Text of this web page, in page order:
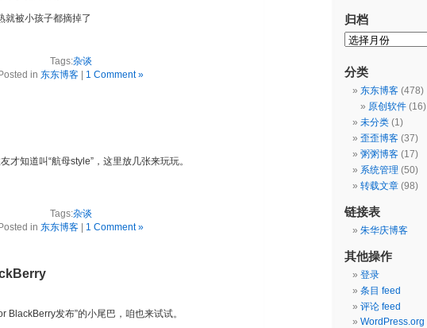
就被小孩子都摘掉了
Tags:杂谈
in 东东博客 | 1 Comment »
知道叫“航母style”，这里放几张来玩玩。
Tags:杂谈
in 东东博客 1 Comment »
BlackBerry发布”的小尾巴，咱也来试试。
归档
分类
东东博客 (478)
原创软件 (16)
未分类 (1)
歪歪博客 (37)
粥粥博客 (17)
系统管理 (50)
转载文章 (98)
链接表
朱华庆博客
其他操作
登录
条目 feed
评论 feed
WordPress.org